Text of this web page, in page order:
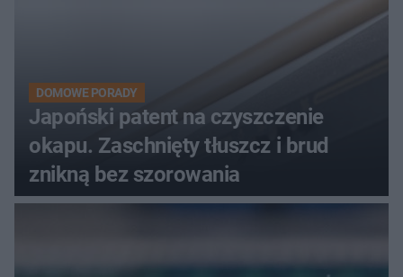
DOMOWE PORADY
Japoński patent na czyszczenie
okapu. Zaschnięty tłuszcz i brud
znikną bez szorowania